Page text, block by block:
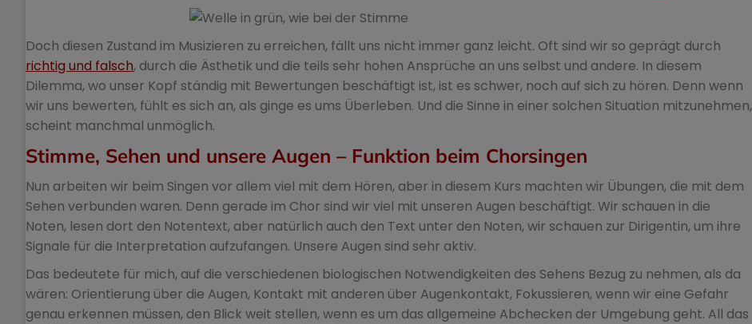
Doch diesen Zustand im Musizieren zu erreichen, fällt uns nicht immer ganz leicht. Oft sind wir so geprägt durch
richtig und falsch, durch die Ästhetik und die teils sehr hohen Ansprüche an uns selbst und andere. In diesem
Dilemma, wo unser Kopf ständig mit Bewertungen beschäftigt ist, ist es schwer, noch auf sich zu hören. Denn wenn
wir uns bewerten, fühlt es sich an, als ginge es ums Überleben. Und die Sinne in einer solchen Situation mitzunehmen,
scheint manchmal unmöglich.
Stimme, Sehen und unsere Augen – Funktion beim Chorsingen
Nun arbeiten wir beim Singen vor allem viel mit dem Hören, aber in diesem Kurs machten wir Übungen, die mit dem
Sehen verbunden waren. Denn gerade im Chor sind wir viel mit unseren Augen beschäftigt. Wir schauen in die
Noten, lesen dort den Notentext, aber natürlich auch den Text unter den Noten, wir schauen zur Dirigentin, um ihre
Signale für die Interpretation aufzufangen. Unsere Augen sind sehr aktiv.
Das bedeutete für mich, auf die verschiedenen biologischen Notwendigkeiten des Sehens Bezug zu nehmen, als da
wären: Orientierung über die Augen, Kontakt mit anderen über Augenkontakt, Fokussieren, wenn wir eine Gefahr
genau erkennen müssen, den Blick weit stellen, wenn es um das allgemeine Abchecken der Umgebung geht. All das